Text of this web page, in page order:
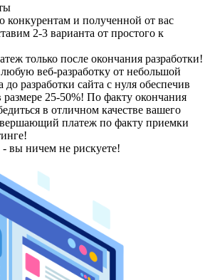
конкурентам и полученной от вас
2-3 варианта от простого к
только после окончания разработки!
веб-разработку от небольшой
разработки сайта с нуля обеспечив
размере 25-50%! По факту окончания
в отличном качестве вашего
платеж по факту приемки
вы ничем не рискуете!